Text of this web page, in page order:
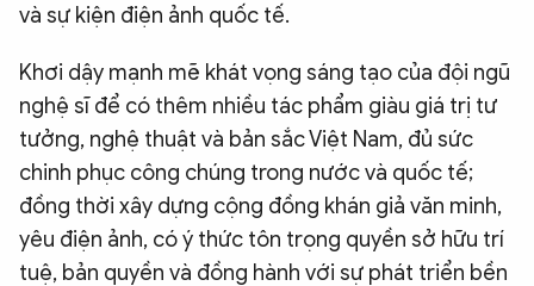
và sự kiện điện ảnh quốc tế.
Khơi dậy mạnh mẽ khát vọng sáng tạo của đội ngũ
nghệ sĩ để có thêm nhiều tác phẩm giàu giá trị tư
tưởng, nghệ thuật và bản sắc Việt Nam, đủ sức
chinh phục công chúng trong nước và quốc tế;
đồng thời xây dựng cộng đồng khán giả văn minh,
yêu điện ảnh, có ý thức tôn trọng quyền sở hữu trí
tuệ, bản quyền và đồng hành với sự phát triển bền